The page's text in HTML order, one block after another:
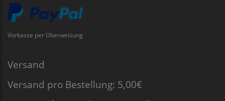
Vorkasse per Überweisung
Versand
Versand pro Bestellung: 5,00€